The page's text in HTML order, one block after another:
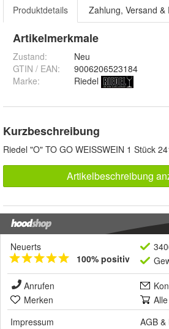
Produktdetails Zahlung, Versand &
Artikelmerkmale
Zustand:
Neu
GTIN / EAN:
9006206523184
Marke:
Riedel
Kurzbeschreibung
Riedel "O" TO GO WEISSWEIN 1 Stück
Artikelbeschreibung
Neuerts
100% positiv
Anrufen
Merken
Impressum
AGB &